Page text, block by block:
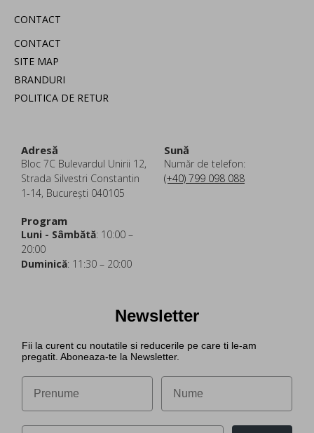
CONTACT
CONTACT
SITE MAP
BRANDURI
POLITICA DE RETUR
Adresă
Bloc 7C Bulevardul Unirii 12,
Strada Silvestri Constantin
1-14, București 040105
Sună
Număr de telefon:
(+40) 799 098 088
Program
Luni - Sâmbătă: 10:00 –
20:00
Duminică: 11:30 – 20:00
Newsletter
Fii la curent cu noutatile si reducerile pe care ti le-am
pregatit. Aboneaza-te la Newsletter.